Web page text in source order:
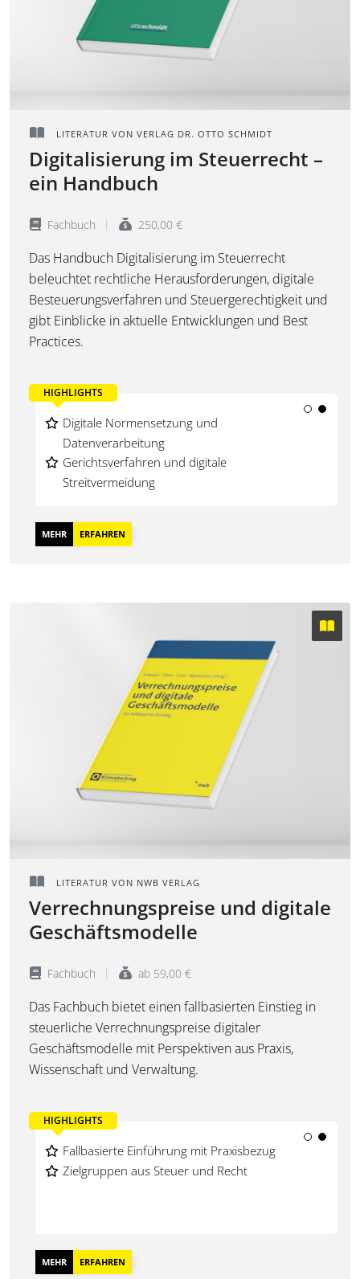
LITERATUR VON VERLAG DR. OTTO SCHMIDT
Digitalisierung im Steuerrecht –
ein Handbuch
Fachbuch 250,00 €
Das Handbuch Digitalisierung im Steuerrecht
beleuchtet rechtliche Herausforderungen, digitale
Besteuerungsverfahren und Steuergerechtigkeit und
gibt Einblicke in aktuelle Entwicklungen und Best
Practices.
HIGHLIGHTS
Digitale Transformation im Steuerrecht
Steuergerechtigkeit durch digitale Prozesse
Digitale Normensetzung und
Datenverarbeitung
Gerichtsverfahren und digitale
Streitvermeidung
MEHR ERFAHREN
LITERATUR VON NWB VERLAG
Verrechnungspreise und digitale
Geschäftsmodelle
Fachbuch ab 59,00 €
Das Fachbuch bietet einen fallbasierten Einstieg in
steuerliche Verrechnungspreise digitaler
Geschäftsmodelle mit Perspektiven aus Praxis,
Wissenschaft und Verwaltung.
HIGHLIGHTS
Verrechnungspreise im digitalen Wandel
Fremdvergleich in digitalen Modellen
Fallbasierte Einführung mit Praxisbezug
Zielgruppen aus Steuer und Recht
MEHR ERFAHREN